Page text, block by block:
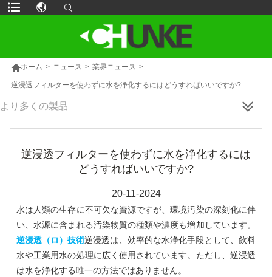
ホーム > ニュース > 業界ニュース >
逆浸透フィルターを使わずに水を浄化するにはどうすればいいですか?
より多くの製品
逆浸透フィルターを使わずに水を浄化するには
どうすればいいですか?
20-11-2024
水は人類の生存に不可欠な資源ですが、環境汚染の深刻化に伴
い、水源に含まれる汚染物質の種類や濃度も増加しています。
逆浸透（ロ）技術逆浸透は、効率的な水浄化手段として、飲料
水や工業用水の処理に広く使用されています。ただし、逆浸透
は水を浄化する唯一の方法ではありません。